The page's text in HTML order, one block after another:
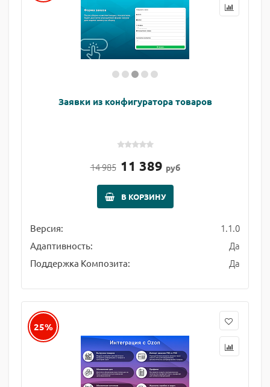
Заявки из конфигуратора товаров
14 985 11 389 руб
В КОРЗИНУ
Версия: 1.1.0
Адаптивность: Да
Поддержка Композита: Да
25%